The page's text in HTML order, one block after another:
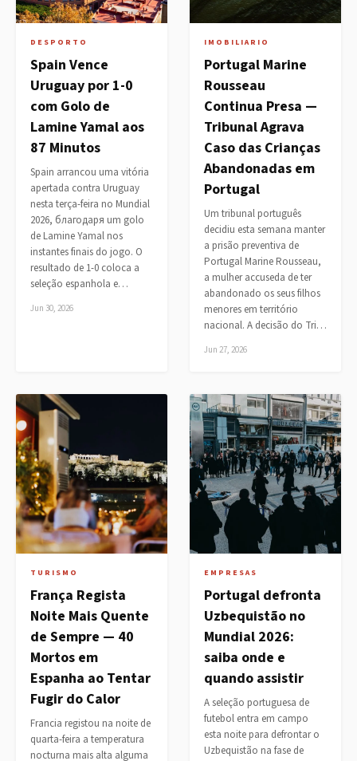
DESPORTO
Spain Vence
Uruguay por 1-0
com Golo de
Lamine Yamal aos
87 Minutos
Spain arrancou uma vitória
apertada contra Uruguay
nesta terça-feira no Mundial
2026, благодаря um golo
de Lamine Yamal nos
instantes finais do jogo. O
resultado de 1-0 coloca a
seleção espanhola e…
Jun 30, 2026
IMOBILIARIO
Portugal Marine
Rousseau
Continua Presa —
Tribunal Agrava
Caso das Crianças
Abandonadas em
Portugal
Um tribunal português
decidiu esta semana manter
a prisão preventiva de
Portugal Marine Rousseau,
a mulher accuseda de ter
abandonado os seus filhos
menores em território
nacional. A decisão do Tri…
Jun 27, 2026
TURISMO
França Regista
Noite Mais Quente
de Sempre — 40
Mortos em
Espanha ao Tentar
Fugir do Calor
Francia registou na noite de
quarta-feira a temperatura
nocturna mais alta alguma
EMPRESAS
Portugal defronta
Uzbequistão no
Mundial 2026:
saiba onde e
quando assistir
A seleção portuguesa de
futebol entra em campo
esta noite para defrontar o
Uzbequistão na fase de